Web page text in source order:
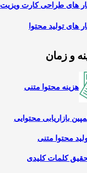
های طراحی کارت ویزیت
های تولید محتوا
و زمان
هزینه محتوا متنی
بازاریابی محتوایی
محتوا متنی
کلمات کلیدی